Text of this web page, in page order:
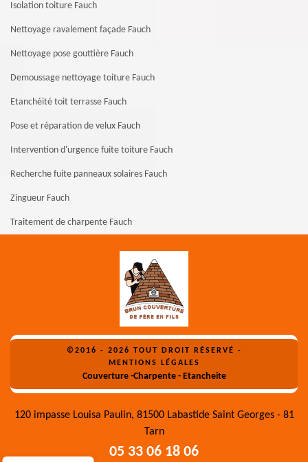
Isolation toiture Fauch
Nettoyage ravalement façade Fauch
Nettoyage pose gouttière Fauch
Demoussage nettoyage toiture Fauch
Etanchéité toit terrasse Fauch
Pose et réparation de velux Fauch
Intervention d'urgence fuite toiture Fauch
Recherche fuite panneaux solaires Fauch
Zingueur Fauch
Traitement de charpente Fauch
©2016 - 2026 TOUT DROIT RÉSERVÉ -
MENTIONS LÉGALES
Couverture -Charpente - Etancheite
120 impasse Louisa Paulin, 81500 Labastide Saint Georges - 81
Tarn
05 33 06 18 06